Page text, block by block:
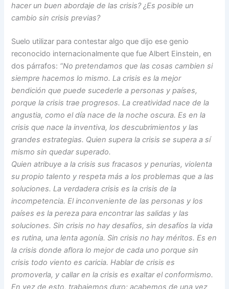
hacer un buen abordaje de las crisis? ¿Es posible un
cambio sin crisis previas?
Suelo utilizar para contestar algo que dijo ese genio
reconocido internacionalmente que fue Albert Einstein, en
dos párrafos: “No pretendamos que las cosas cambien si
siempre hacemos lo mismo. La crisis es la mejor
bendición que puede sucederle a personas y países,
porque la crisis trae progresos. La creatividad nace de la
angustia, como el día nace de la noche oscura. Es en la
crisis que nace la inventiva, los descubrimientos y las
grandes estrategias. Quien supera la crisis se supera a sí
mismo sin quedar superado.
Quien atribuye a la crisis sus fracasos y penurias, violenta
su propio talento y respeta más a los problemas que a las
soluciones. La verdadera crisis es la crisis de la
incompetencia. El inconveniente de las personas y los
países es la pereza para encontrar las salidas y las
soluciones. Sin crisis no hay desafíos, sin desafíos la vida
es rutina, una lenta agonía. Sin crisis no hay méritos. Es en
la crisis donde aflora lo mejor de cada uno porque sin
crisis todo viento es caricia. Hablar de crisis es
promoverla, y callar en la crisis es exaltar el conformismo.
En vez de esto, trabajemos duro; acabemos de una vez